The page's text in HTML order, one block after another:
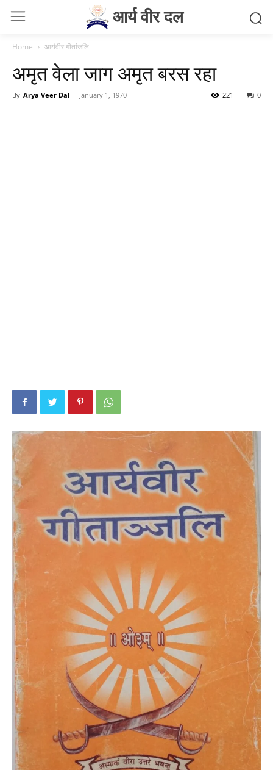
आर्य वीर दल
Home आर्यवीर गीतांजलि
अमृत वेला जाग अमृत बरस रहा
By Arya Veer Dal - January 1, 1970 0
221